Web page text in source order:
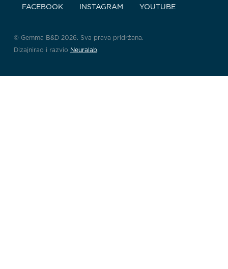
FACEBOOK INSTAGRAM YOUTUBE
© Gemma B&D 2026. Sva prava pridržana.
Dizajnirao i razvio Neuralab.